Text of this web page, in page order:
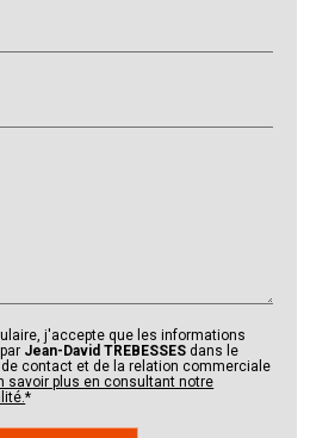
j'accepte que les informations
Jean-David TREBESSES dans le
contact et de la relation commerciale
savoir plus en consultant notre
*